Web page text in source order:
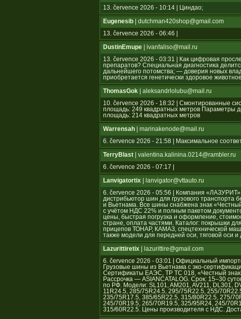
13. července 2026 - 10:14 | Циндао;
Eugenesib | dutchman420shop@gmail.com
13. července 2026 - 06:46 |
DustinEmupe | ivanfaliso@mail.ru
13. července 2026 - 03:31 | Как цифровая
препаратов? Специальная диагностика
дальнейшего потомства; — доверия новых
приобретается генетически здоровое
ThomasGok | aleksandrlolubu@mail.ru
10. července 2026 - 18:32 | Смонтированные
площадь: 249 квадратных метров Параметры
площадь: 214 квадратных метров
Warrensah | marinakenode@mail.ru
6. července 2026 - 21:58 | Максимальное
TerryBlast | valentina.kalinina.0214@rambler.ru
6. července 2026 - 07:17 |
Lanvigatortix | lanvigator@vttauto.ru
6. července 2026 - 05:56 | Компания
дистрибьютор шин для грузового транспорта
и Вьетнама. Все шины снабжена знак
с учётом НДС 22% и полным пакетом
цены, быстрая погрузка и оформление,
стране, оплата частями. Каталог: покрышки
прицепов ТОНАР, КАМАЗ, спецтехнической
также модели для передней оси, тяговой оси и
Lazurittiretix | lazurittire@gmail.com
6. července 2026 - 03:01 | Официальный
Грузовые шины из Вьетнама с эко-
Сертификаты ЕАЭС, ТР ТС 018, «Честный
Рассрочка — ASIANCATALOG. Срок: 15–30
по РФ. Модели: SL101, AM201, AV211, DL301,
11R24.5, 285/75R24.5, 295/75R22.5, 255/
235/75R17.5, 385/65R22.5, 315/80R22.5, 275/
245/70R19.5, 265/70R19.5, 325/95R24, 245/
315/60R22.5. Цены производителя с НДС.